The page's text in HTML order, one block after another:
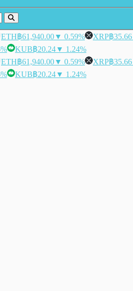
ETH฿61,940.00▼ 0.59% XRP฿35.66
KUB฿20.24▼ 1.24%
ETH฿61,940.00▼ 0.59% XRP฿35.66
KUB฿20.24▼ 1.24%